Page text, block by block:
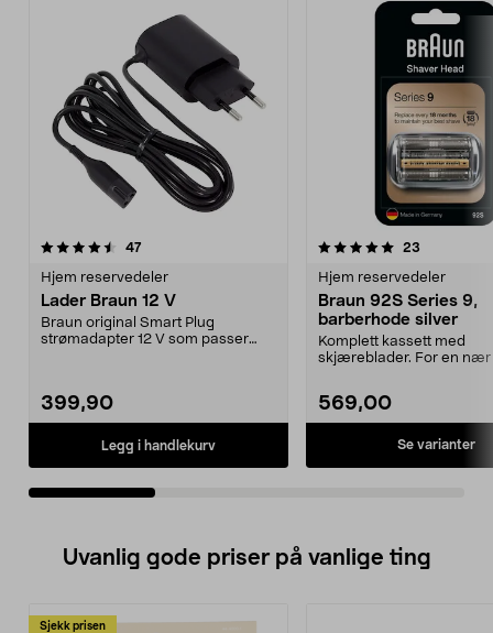
47anmeldelser
Hjem reservedeler
Lader Braun 12 V
Braun original Smart Plug
strømadapter 12 V som passer
399,90
Legg i handlekurv
5.0av 5 stjerner 23
Hjem reservedeler
Braun 92S Series 9,
barberhode silver
Komplett kassett med
skjæreblader. For en nær
569,00
Se varianter
4.0av 5 stjerner
Uvanlig gode priser på vanlige ting
Sjekk prisen